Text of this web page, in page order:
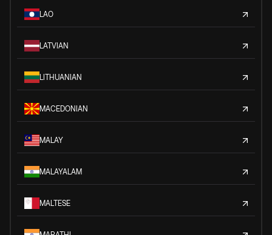
LAO
LATVIAN
LITHUANIAN
MACEDONIAN
MALAY
MALAYALAM
MALTESE